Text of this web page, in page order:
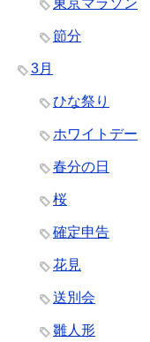
東京マラソン
節分
3月
ひな祭り
ホワイトデー
春分の日
桜
確定申告
花見
送別会
雛人形